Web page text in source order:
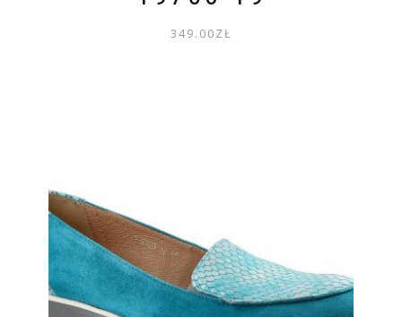
349.00ZŁ